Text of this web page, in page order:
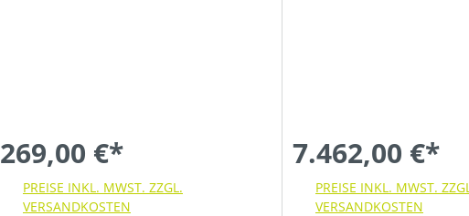
269,00 €*
PREISE INKL. MWST. ZZGL.
VERSANDKOSTEN
7.462,00 €*
PREISE INKL. MWST.
VERSANDKOSTEN